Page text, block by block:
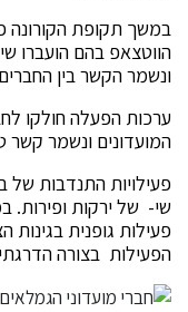
במשך תקופת הקורונה
הווטצאפ בהם הועברו
ונשמר הקשר בין
ערכות הפעלה חולקו
המועדונים ונשמר קשר
פעילויות התנדבות של
שי- של ירקות ופירות.
פעילות גופנית בגינות
הפעילות בצורה